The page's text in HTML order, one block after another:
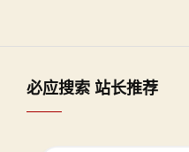
必应搜索 站长推荐